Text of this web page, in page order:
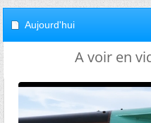
Aujourd'hui
A voir en